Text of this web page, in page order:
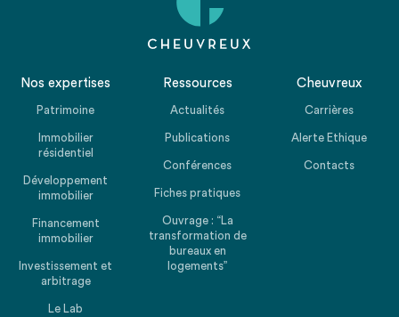
Nos expertises
Patrimoine
Immobilier
résidentiel
Développement
immobilier
Financement
immobilier
Investissement et
arbitrage
Le Lab
Ressources
Actualités
Publications
Conférences
Fiches pratiques
Ouvrage : “La
transformation de
bureaux en
logements”
Cheuvreux
Carrières
Alerte Ethique
Contacts